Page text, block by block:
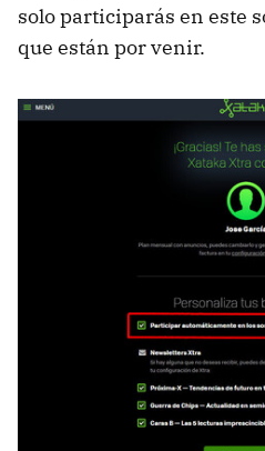
solo participarás en este
que están por venir.